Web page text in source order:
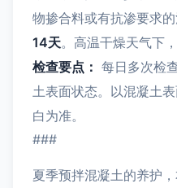
物掺合料或有抗渗要求
14天。高温干燥天气下
检查要点： 每日多次检
土表面状态。以混凝土
白为准。
###
夏季预拌混凝土的养护